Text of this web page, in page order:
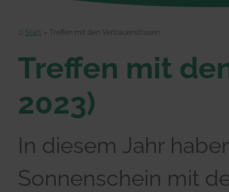
Start Treffen mit den Vertrauensfrauen
Treffen mit
2023)
In diesem Jahr
Sonnenschein mit